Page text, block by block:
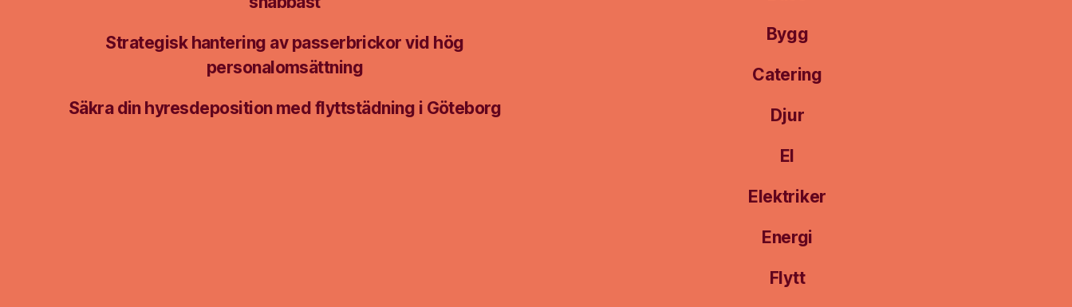
Strategisk hantering av passerbrickor vid hög
personalomsättning
Säkra din hyresdeposition med flyttstädning i Göteborg
Bygg
Catering
Djur
El
Elektriker
Energi
Flytt